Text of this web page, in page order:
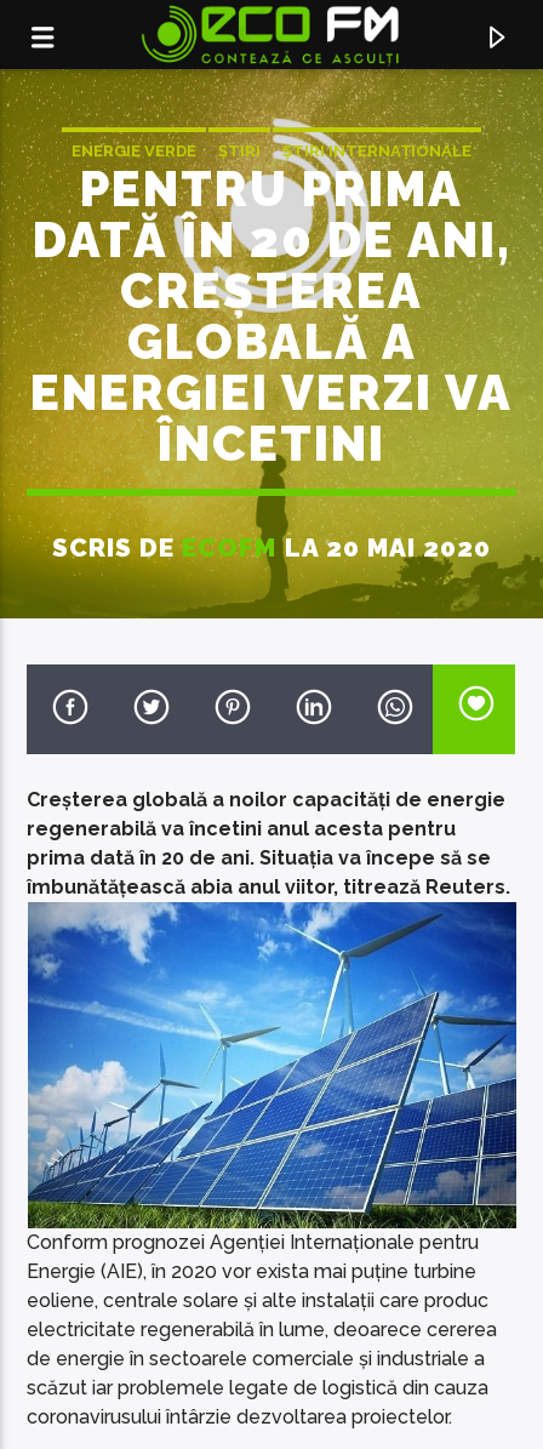
ACUM ÎN DIRECT
FUNK ME
DJ LAYLA
EcoFM Chisinau
ENERGIE VERDE ȘTIRI ȘTIRI INTERNAȚIONALE
PENTRU PRIMA
DATĂ ÎN 20 DE ANI,
CREȘTEREA
GLOBALĂ A
ENERGIEI VERZI VA
ÎNCETINI
SCRIS DEECOFM LA 20 MAI 2020
Creșterea globală a noilor capacități de energie
regenerabilă va încetini anul acesta pentru
prima dată în 20 de ani. Situația va începe să se
îmbunătățească abia anul viitor, titrează Reuters.
Conform prognozei Agenției Internaționale pentru
Energie (AIE), în 2020 vor exista mai puține turbine
eoliene, centrale solare și alte instalații care produc
electricitate regenerabilă în lume, deoarece cererea
de energie în sectoarele comerciale și industriale a
scăzut iar problemele legate de logistică din cauza
coronavirusului întârzie dezvoltarea proiectelor.